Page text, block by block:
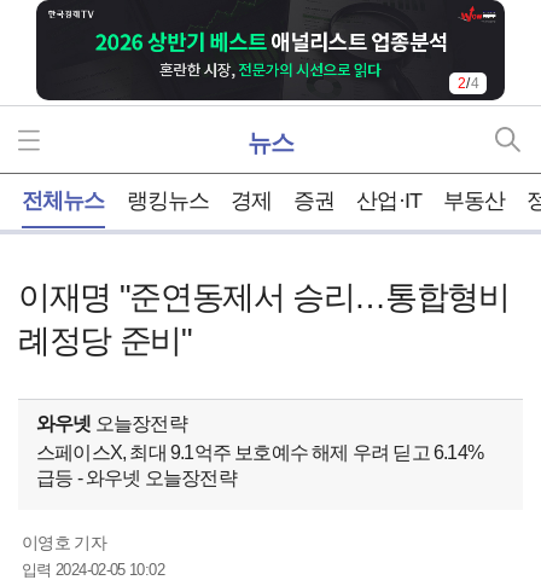
2/4
뉴스
전체뉴스 랭킹뉴스 경제 증권 산업·IT 부동산
이재명 "준연동제서 승리…통합형비
례정당 준비"
와우넷 오늘장전략
스페이스X, 최대 9.1억주 보호예수 해제 우려 딛고 6.14%
급등 - 와우넷 오늘장전략
이영호 기자
입력 2024-02-05 10:02